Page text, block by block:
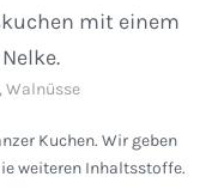
mit einem
Walnüsse
Kuchen. Wir geben
weiteren Inhaltsstoffe.